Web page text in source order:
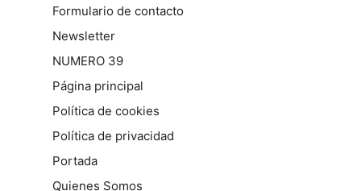
Formulario de contacto
Newsletter
NUMERO 39
Página principal
Política de cookies
Política de privacidad
Portada
Quienes Somos